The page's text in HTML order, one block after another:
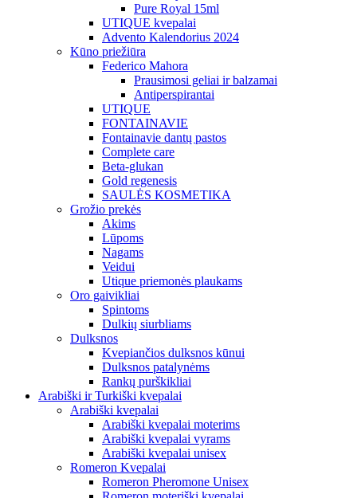
Pure Royal 15ml
UTIQUE kvepalai
Advento Kalendorius 2024
Kūno priežiūra
Federico Mahora
Prausimosi geliai ir balzamai
Antiperspirantai
UTIQUE
FONTAINAVIE
Fontainavie dantų pastos
Complete care
Beta-glukan
Gold regenesis
SAULĖS KOSMETIKA
Grožio prekės
Akims
Lūpoms
Nagams
Veidui
Utique priemonės plaukams
Oro gaivikliai
Spintoms
Dulkių siurbliams
Dulksnos
Kvepiančios dulksnos kūnui
Dulksnos patalynėms
Rankų purškikliai
Arabiški ir Turkiški kvepalai
Arabiški kvepalai
Arabiški kvepalai moterims
Arabiški kvepalai vyrams
Arabiški kvepalai unisex
Romeron Kvepalai
Romeron Pheromone Unisex